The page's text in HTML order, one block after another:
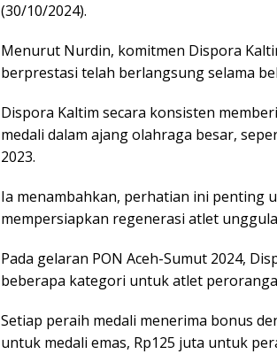
(30/10/2024).
Menurut Nurdin, komitmen Dispora
berprestasi telah berlangsung selama
Dispora Kaltim secara konsisten
medali dalam ajang olahraga besar,
2023.
Ia menambahkan, perhatian ini penting
mempersiapkan regenerasi atlet
Pada gelaran PON Aceh-Sumut 2024,
beberapa kategori untuk atlet
Setiap peraih medali menerima bonus
untuk medali emas, Rp125 juta untuk